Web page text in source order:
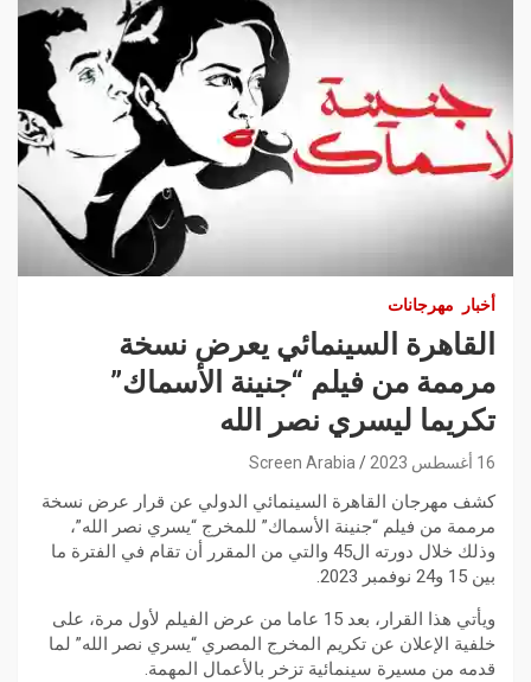
أخبار مهرجانات
القاهرة السينمائي يعرض نسخة
مرممة من فيلم “جنينة الأسماك”
تكريما ليسري نصر الله
16 أغسطس 2023 Screen Arabia
كشف مهرجان القاهرة السينمائي الدولي عن قرار عرض نسخة
مرممة من فيلم “جنينة الأسماك” للمخرج “يسري نصر الله”،
وذلك خلال دورته ال45 والتي من المقرر أن تقام في الفترة ما
بين 15 و24 نوفمبر 2023.
ويأتي هذا القرار، بعد 15 عاما من عرض الفيلم لأول مرة، على
خلفية الإعلان عن تكريم المخرج المصري “يسري نصر الله” لما
قدمه من مسيرة سينمائية تزخر بالأعمال المهمة.